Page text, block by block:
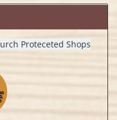
Proteceted Shops